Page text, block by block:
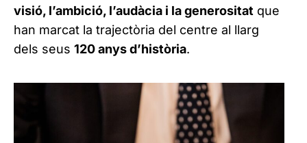
visió, l’ambició, l’audàcia i la generositat que
han marcat la trajectòria del centre al llarg
dels seus 120 anys d’història.